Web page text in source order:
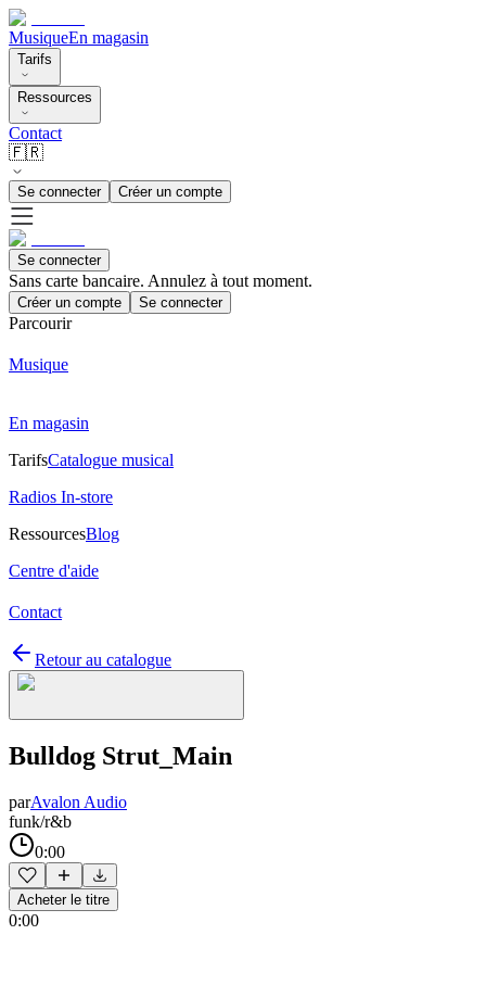
MusiqueEn magasin
Tarifs
Ressources
Contact
🇫🇷
Se connecter Créer un compte
Se connecter
Sans carte bancaire. Annulez à tout moment.
Créer un compte Se connecter
Parcourir
Musique
En magasin
TarifsCatalogue musical
Radios In-store
RessourcesBlog
Centre d'aide
Contact
Retour au catalogue
Bulldog Strut_Main
parAvalon Audio
funk/r&b
0:00
Acheter le titre
0:00